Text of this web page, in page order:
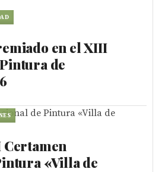
en el XIII
de
Certamen
«Villa de